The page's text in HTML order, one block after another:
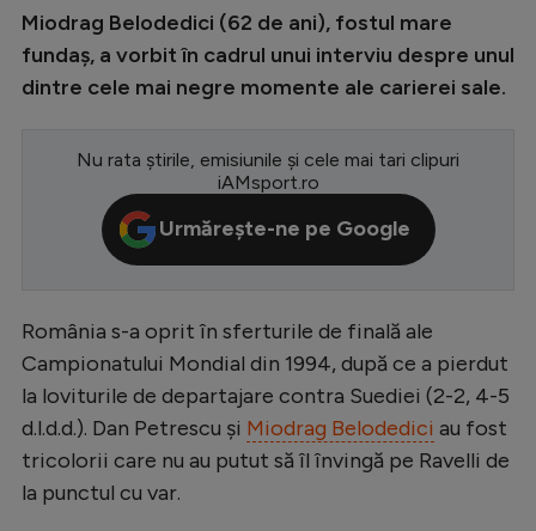
Europa League
Conference League
CM 2026
LaLiga
Serie A
Bundesliga
Miodrag Belodedici (62 de ani), fostul mare
fundaș, a vorbit în cadrul unui interviu despre unul
dintre cele mai negre momente ale carierei sale.
Nu rata știrile, emisiunile și cele mai tari clipuri
iAMsport.ro
Urmărește-ne pe Google
România s-a oprit în sferturile de finală ale
Campionatului Mondial din 1994, după ce a pierdut
la loviturile de departajare contra Suediei (2-2, 4-5
d.l.d.d.). Dan Petrescu și Miodrag Belodedici au fost
tricolorii care nu au putut să îl învingă pe Ravelli de
la punctul cu var.